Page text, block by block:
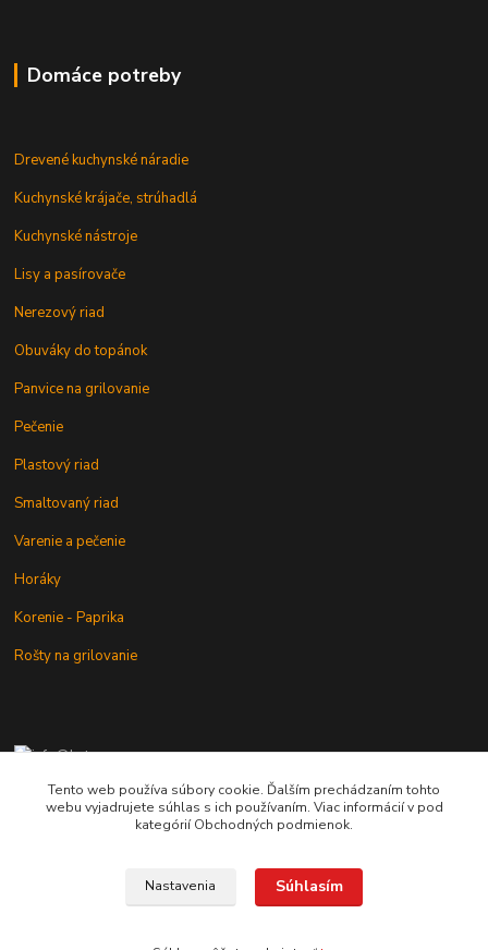
Domáce potreby
Drevené kuchynské náradie
Kuchynské krájače, strúhadlá
Kuchynské nástroje
Lisy a pasírovače
Nerezový riad
Obuváky do topánok
Panvice na grilovanie
Pečenie
Plastový riad
Smaltovaný riad
Varenie a pečenie
Horáky
Korenie - Paprika
Rošty na grilovanie
+421 902 212 007
od 8:00 - do 16:00 hod
Copyright © 2017-2027 MACSHOP.SK, všetky práva vyhradené..
Tento web používa súbory cookie. Ďalším prechádzaním tohto
webu vyjadrujete súhlas s ich používaním. Viac informácií v pod
kategórií Obchodných podmienok.
Nastavenia Súhlasím